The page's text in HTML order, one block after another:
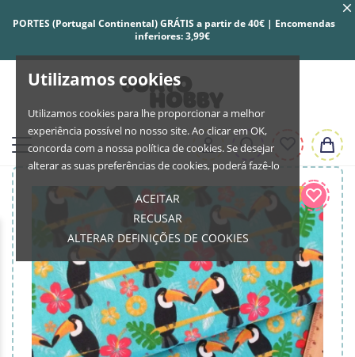
Utilizamos cookies
Utilizamos cookies para lhe proporcionar a melhor
experiência possível no nosso site. Ao clicar em OK,
concorda com a nossa política de cookies. Se desejar
alterar as suas preferências de cookies, poderá fazê-lo
ACEITAR
RECUSAR
ALTERAR DEFINIÇÕES DE COOKIES
PORTES (Portugal Continental) GRÁTIS a partir de 40€ | Encomendas
inferiores: 3,99€